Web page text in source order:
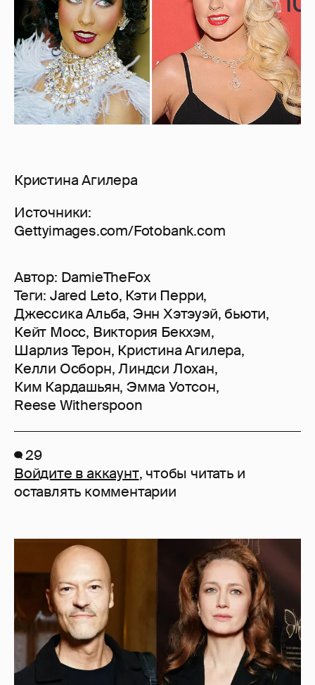
Кристина Агилера
Источники:
Gettyimages.com/Fotobank.com
Автор: DamieTheFox
Теги: Jared Leto, Кэти Перри,
Джессика Альба, Энн Хэтэуэй, бьюти,
Кейт Мосс, Виктория Бекхэм,
Шарлиз Терон, Кристина Агилера,
Келли Осборн,Линдси Лохан,
Ким Кардашьян,Эмма Уотсон,
Reese Witherspoon
29
Войдите в аккаунт, чтобы читать и
оставлять комментарии